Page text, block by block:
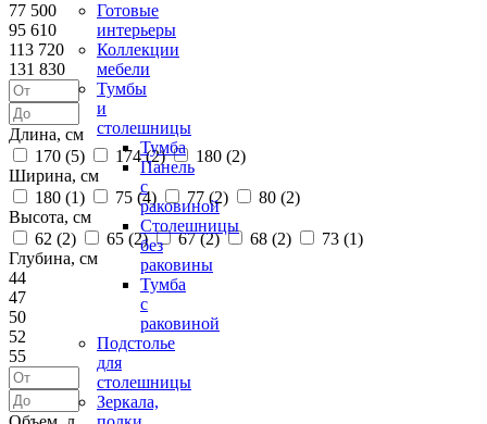
Готовые
интерьеры
Коллекции
мебели
Тумбы
и
столешницы
Тумба
Панель
с
раковиной
Столешницы
без
раковины
Тумба
с
раковиной
Подстолье
для
столешницы
Зеркала,
77 500
95 610
113 720
131 830
Длина, см
170 (5) 174 (2) 180 (2)
Ширина, см
180 (1) 75 (4) 77 (2) 80 (2)
Высота, см
62 (2) 65 (2) 67 (2) 68 (2) 73 (1)
Глубина, см
44
47
50
52
55